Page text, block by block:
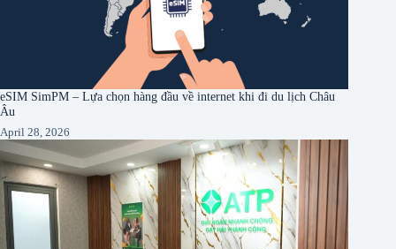
eSIM SimPM – Lựa chọn hàng đầu về internet khi đi du lịch Châu
Âu
April 28, 2026